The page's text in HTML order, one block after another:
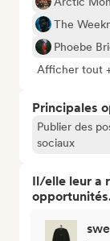
The
Phoebe
Afficher tout
Principales
Publier des
sociaux
Il/elle leur a